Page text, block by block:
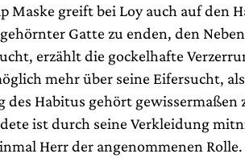
Maske greift bei Loy auch auf den
Gatte zu enden, den
erzählt die gockelhafte
mehr über seine Eifersucht,
des Habitus gehört gewissermaßen
ist durch seine Verkleidung
Herr der angenommenen